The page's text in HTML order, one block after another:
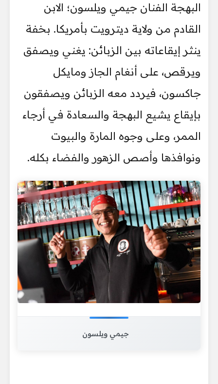
البهجة الفنان جيمي ويلسون؛ الابن
القادم من ولاية ديترويت بأمريكا. بخفة
ينثر إيقاعاته بين الزبائن: يغني ويصفق
ويرقص، على أنغام الجاز ومايكل
جاكسون، فيردد معه الزبائن ويصفقون
بإيقاع يشيع البهجة والسعادة في أرجاء
الممر، وعلى وجوه المارة والبيوت
ونوافذها وأصص الزهور والفضاء بكله.
جيمي ويلسون